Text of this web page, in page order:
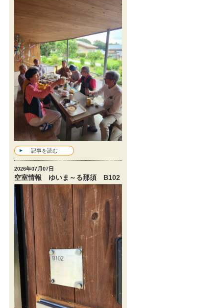
記事を読む
2026年07月07日
空室情報 ゆいま～る那須 B102